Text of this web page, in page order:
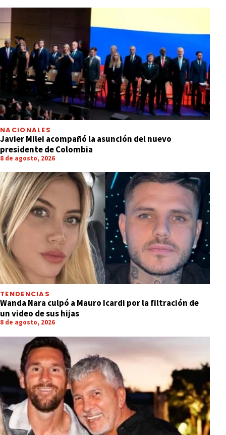
NACIONALES
Javier Milei acompañó la asunción del nuevo
presidente de Colombia
8 de agosto, 2026
TENDENCIAS
Wanda Nara culpó a Mauro Icardi por la filtración de
un video de sus hijas
8 de agosto, 2026